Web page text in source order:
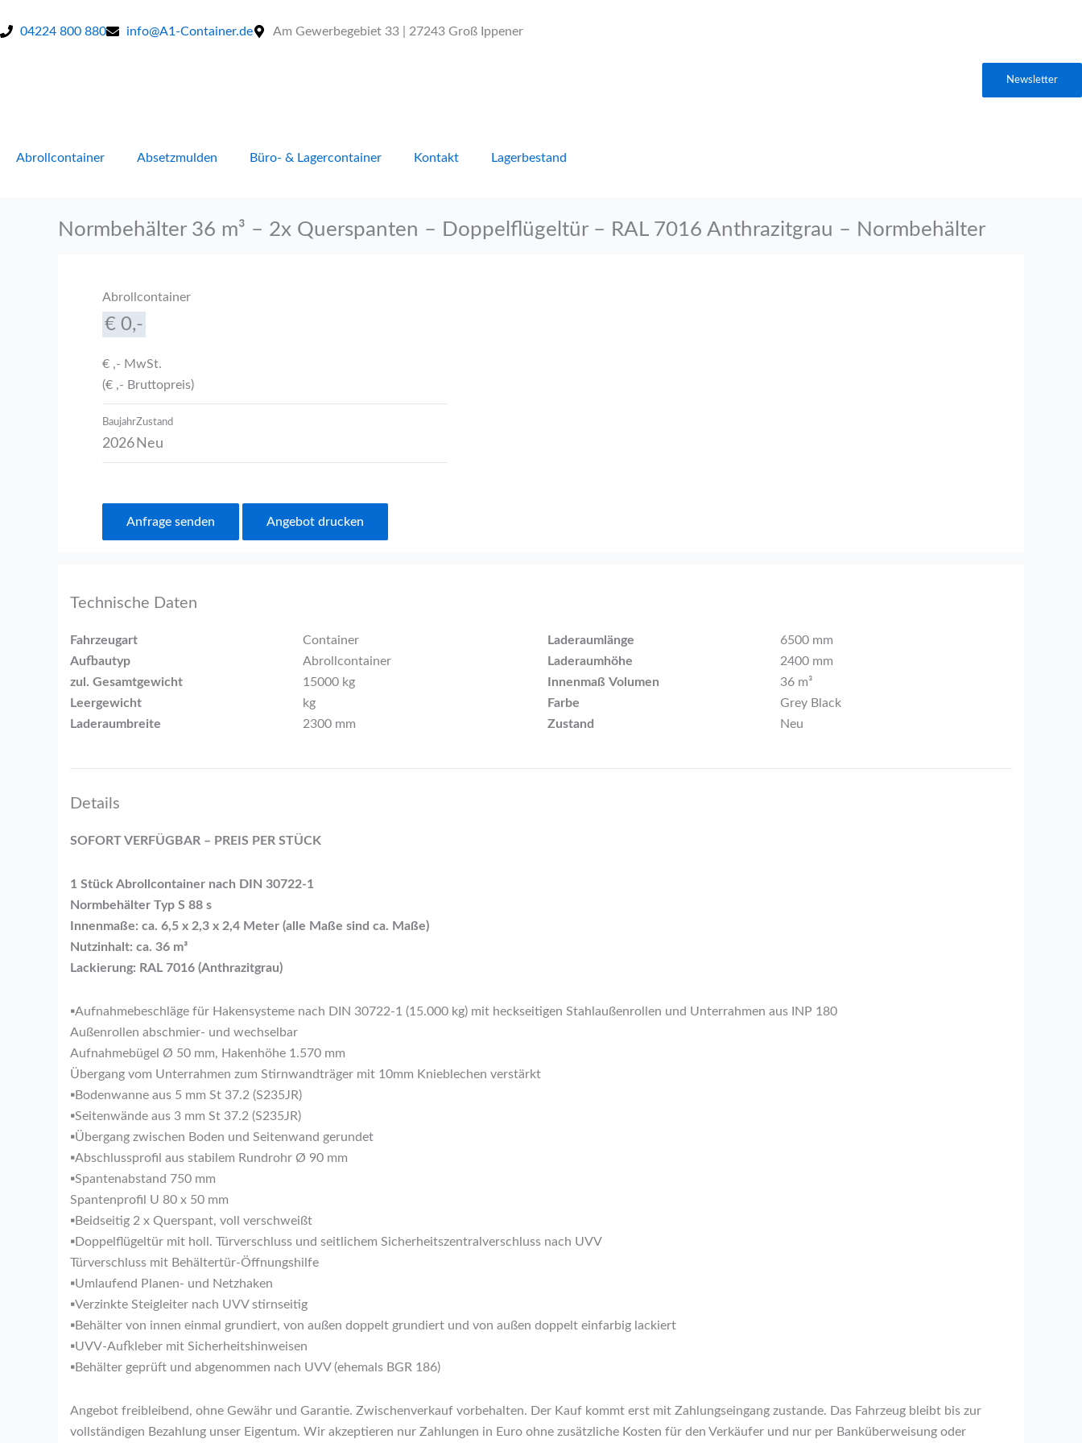
Inhalt04224 800 880 info@A1-Container.de Am Gewerbegebiet 33 | 27243 Groß Ippener
Newsletter
Abrollcontainer Absetzmulden Büro- & Lagercontainer Kontakt Lagerbestand
Normbehälter 36 m³ – 2x Querspanten – Doppelflügeltür – RAL 7016 Anthrazitgrau – Normbehälter
Abrollcontainer
€ 0,-
€ ,- MwSt.
(€ ,- Bruttopreis)
Baujahr
2026
Zustand
Neu
Anfrage senden Angebot drucken
Technische Daten
Fahrzeugart
Container
Aufbautyp
Abrollcontainer
zul. Gesamtgewicht
15000 kg
Leergewicht
kg
Laderaumbreite
2300 mm
Laderaumlänge
6500 mm
Laderaumhöhe
2400 mm
Innenmaß Volumen
36 m³
Farbe
Grey Black
Zustand
Neu
Details
SOFORT VERFÜGBAR – PREIS PER STÜCK
1 Stück Abrollcontainer nach DIN 30722-1
Normbehälter Typ S 88 s
Innenmaße: ca. 6,5 x 2,3 x 2,4 Meter (alle Maße sind ca. Maße)
Nutzinhalt: ca. 36 m³
Lackierung: RAL 7016 (Anthrazitgrau)
▪Aufnahmebeschläge für Hakensysteme nach DIN 30722-1 (15.000 kg) mit heckseitigen Stahlaußenrollen und Unterrahmen aus INP 180
Außenrollen abschmier- und wechselbar
Aufnahmebügel Ø 50 mm, Hakenhöhe 1.570 mm
Übergang vom Unterrahmen zum Stirnwandträger mit 10mm Knieblechen verstärkt
▪Bodenwanne aus 5 mm St 37.2 (S235JR)
▪Seitenwände aus 3 mm St 37.2 (S235JR)
▪Übergang zwischen Boden und Seitenwand gerundet
▪Abschlussprofil aus stabilem Rundrohr Ø 90 mm
▪Spantenabstand 750 mm
Spantenprofil U 80 x 50 mm
▪Beidseitig 2 x Querspant, voll verschweißt
▪Doppelflügeltür mit holl. Türverschluss und seitlichem Sicherheitszentralverschluss nach UVV
Türverschluss mit Behältertür-Öffnungshilfe
▪Umlaufend Planen- und Netzhaken
▪Verzinkte Steigleiter nach UVV stirnseitig
▪Behälter von innen einmal grundiert, von außen doppelt grundiert und von außen doppelt einfarbig lackiert
▪UVV-Aufkleber mit Sicherheitshinweisen
▪Behälter geprüft und abgenommen nach UVV (ehemals BGR 186)
Angebot freibleibend, ohne Gewähr und Garantie. Zwischenverkauf vorbehalten. Der Kauf kommt erst mit Zahlungseingang zustande. Das Fahrzeug bleibt bis zur
vollständigen Bezahlung unser Eigentum. Wir akzeptieren nur Zahlungen in Euro ohne zusätzliche Kosten für den Verkäufer und nur per Banküberweisung oder